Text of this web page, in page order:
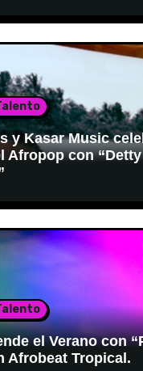
y Kasar Music
Afropop con “Detty
el Verano con
Afrobeat Tropical.